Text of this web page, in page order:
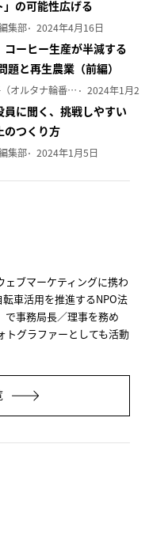
」の可能性広げる
集部 2024年4月16日
コーヒー生産が半減する
題と再生農業（前編）
吉田 広子（オルタナ輪番編集長） 2024年1月29日
員に聞く、挑戦しやすい
のつくり方
集部 2024年1月5日
ブマーケティングに携わ
車活用を推進するNPO法
で事務局長／理事を務め
トグラファーとしても活動